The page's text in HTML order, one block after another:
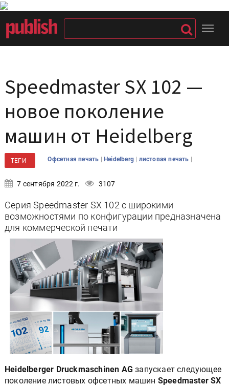
Speedmaster SX 102 —
новое поколение
машин от Heidelberg
ТЕГИ Офсетная печать | Heidelberg | листовая печать |
7 сентября 2022 г. 3107
Серия Speedmaster SX 102 с широкими
возможностями по конфигурации предназначена
для коммерческой печати
Heidelberger Druckmaschinen AG запускает следующее
поколение листовых офсетных машин Speedmaster SX